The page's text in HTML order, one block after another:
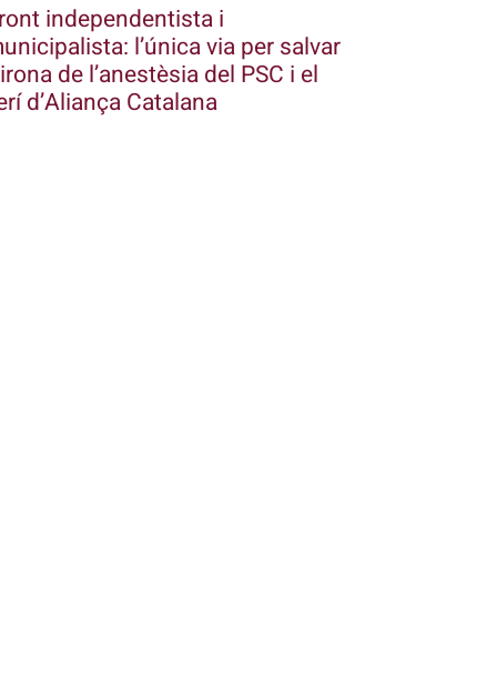
independentista i
l’única via per salvar
de l’anestèsia del PSC i el
d’Aliança Catalana